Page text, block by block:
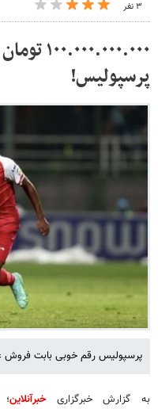
۳ نفر
پرسپولیس!
پرسپولیس رقم خوبی بابت فروش
به گزارش خبرگزاریخبرآنلاین؛